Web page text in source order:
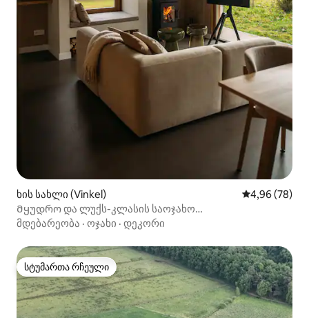
ხის სახლი (Vinkel) საშუალო
4,96 (78)
Მყუდრო და ლუქს-კლასის საოჯახო
სასტუმროჰერტოგენბოშთან
მდებარეობა · ოჯახი · დეკორი
სტუმართა რჩეული
სტუმართა რჩეული